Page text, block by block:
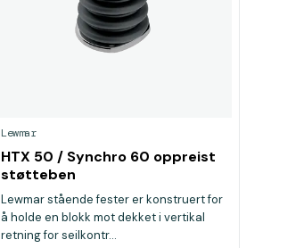
Lewmar
HTX 50 / Synchro 60 oppreist
støtteben
Lewmar stående fester er konstruert for
å holde en blokk mot dekket i vertikal
retning for seilkontr...